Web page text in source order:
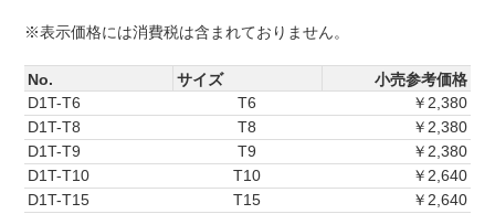
※表示価格には消費税は含まれておりません。
No. サイズ
小売参考価格
D1T-T6
T6
￥2,380
D1T-T8
T8
￥2,380
D1T-T9
T9
￥2,380
D1T-T10
T10
￥2,640
D1T-T15
T15
￥2,640